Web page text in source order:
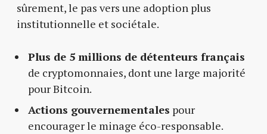
sûrement, le pas vers une adoption plus
institutionnelle et sociétale.
Plus de 5 millions de détenteurs français
de cryptomonnaies, dont une large majorité
pour Bitcoin.
Actions gouvernementales pour
encourager le minage éco-responsable.